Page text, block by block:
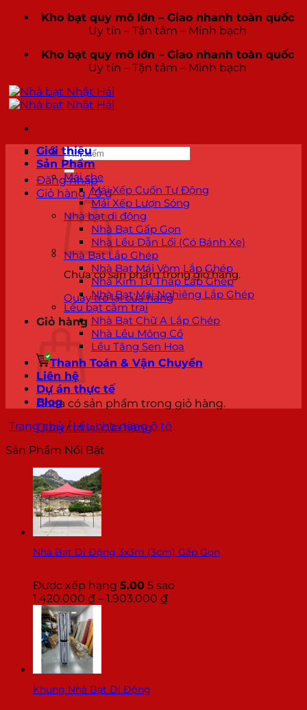
dung
Kho bạt quy mô lớn – Giao nhanh toàn quốc
Uy tín – Tận tâm – Minh bạch
Kho bạt quy mô lớn – Giao nhanh toàn quốc
Uy tín – Tận tâm – Minh bạch
Tìm
kiếm:
Đăng nhập
Giỏ hàng /0₫
Chưa có sản phẩm trong giỏ hàng.
Quay trở lại cửa hàng
Giỏ hàng
Chưa có sản phẩm trong giỏ hàng.
Quay trở lại cửa hàng
Giới thiệu
Sản Phẩm
Mái che
Mái Xếp Cuốn Tự Động
Mái Xếp Lượn Sóng
Nhà bạt di động
Nhà Bạt Gấp Gọn
Nhà Lều Dẫn Lối (Có Bánh Xe)
Nhà Bạt Lắp Ghép
Nhà Bạt Mái Vòm Lắp Ghép
Nhà Kim Tự Tháp Lắp Ghép
Nhà Bạt Mái Nghiêng Lắp Ghép
Lều bạt cắm trại
Nhà Bạt Chữ A Lắp Ghép
Nhà Lều Mông Cổ
Lều Tăng Sen Hoa
Thanh Toán & Vận Chuyển
Liên hệ
Dự án thực tế
Blog
Trang chủ / Lều che năng ô tô
Sản Phẩm Nổi Bật
Nhà Bạt Di Động 3x3m (3cm) Gấp Gọn
Được xếp hạng 5.00 5 sao
1.420.000 ₫ – 1.903.000 ₫Khoảng
Khung Nhà Bạt Di Động